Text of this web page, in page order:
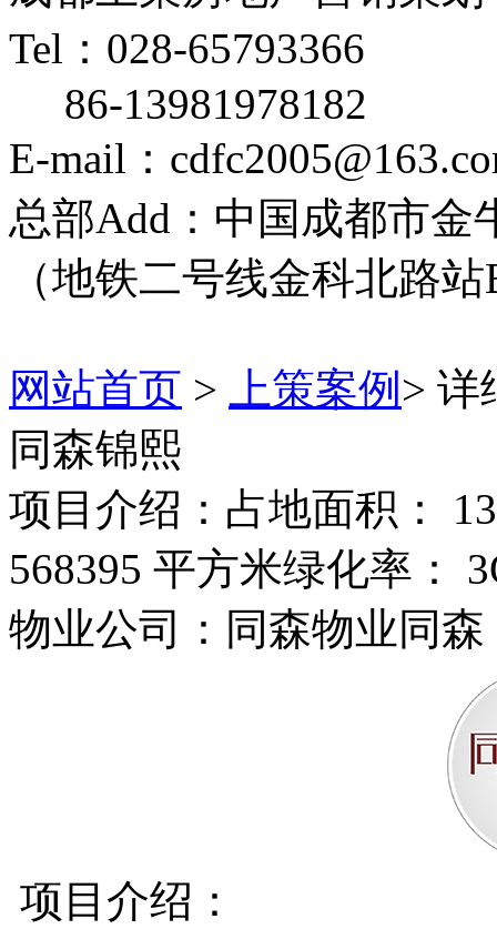
Tel：028-65793366
86-13981978182
E-mail：
总部Add：中国成都市金
（地铁二号线金科北路
网站首页 > 上策案例 > 详
同森锦熙
项目介绍：占地面积：
568395 平方米绿化率：
物业公司：同森物业同森
项目介绍：